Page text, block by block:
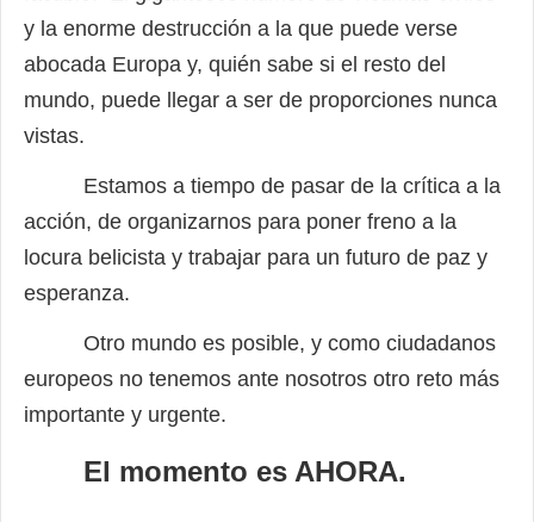
y la enorme destrucción a la que puede verse
abocada Europa y, quién sabe si el resto del
mundo, puede llegar a ser de proporciones nunca
vistas.
Estamos a tiempo de pasar de la crítica a la
acción, de organizarnos para poner freno a la
locura belicista y trabajar para un futuro de paz y
esperanza.
Otro mundo es posible, y como ciudadanos
europeos no tenemos ante nosotros otro reto más
importante y urgente.
El momento es AHORA.